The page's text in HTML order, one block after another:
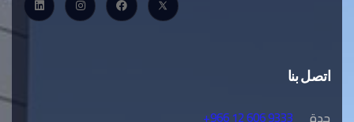
اتصل بنا
جدة
+966 12 606 9333